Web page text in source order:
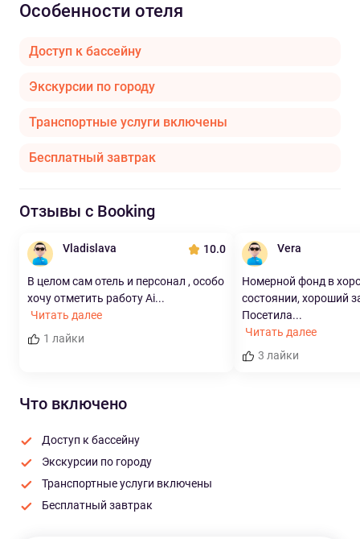
Особенности отеля
Доступ к бассейну
Экскурсии по городу
Транспортные услуги включены
Бесплатный завтрак
Отзывы с Booking
Vladislava 10.0
В целом сам отель и персонал , особо
хочу отметить работу Ai...
Читать далее
1 лайки
Vera
Номерной фонд в
состоянии, хороший
Посетила...
Читать далее
3 лайки
Что включено
Доступ к бассейну
Экскурсии по городу
Транспортные услуги включены
Бесплатный завтрак